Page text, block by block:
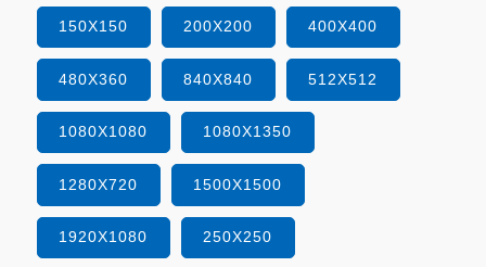
150X150 200X200 400X400
480X360 840X840 512X512
1080X1080 1080X1350
1280X720 1500X1500
1920X1080 250X250